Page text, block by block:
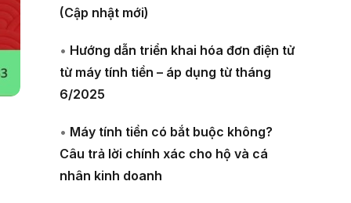
(Cập nhật mới)
• Hướng dẫn triển khai hóa đơn điện tử
từ máy tính tiền – áp dụng từ tháng
6/2025
• Máy tính tiền có bắt buộc không?
Câu trả lời chính xác cho hộ và cá
nhân kinh doanh